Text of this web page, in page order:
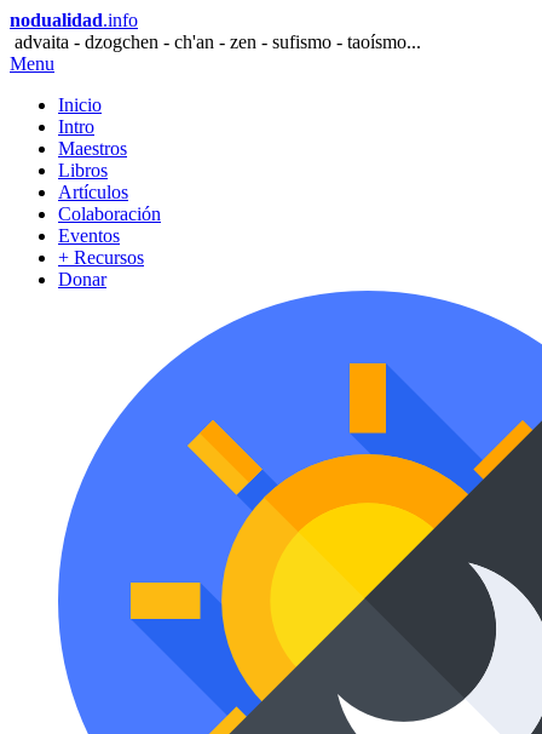
nodualidad.info
advaita - dzogchen - ch'an - zen - sufismo - taoísmo...
Menu
Inicio
Intro
Maestros
Libros
Artículos
Colaboración
Eventos
+ Recursos
Donar